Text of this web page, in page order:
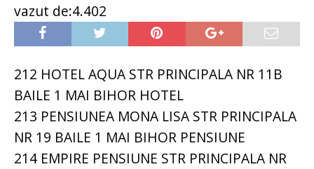
vazut de:4.402
212 HOTEL AQUA STR PRINCIPALA NR 11B
BAILE 1 MAI BIHOR HOTEL
213 PENSIUNEA MONA LISA STR PRINCIPALA
NR 19 BAILE 1 MAI BIHOR PENSIUNE
214 EMPIRE PENSIUNE STR PRINCIPALA NR